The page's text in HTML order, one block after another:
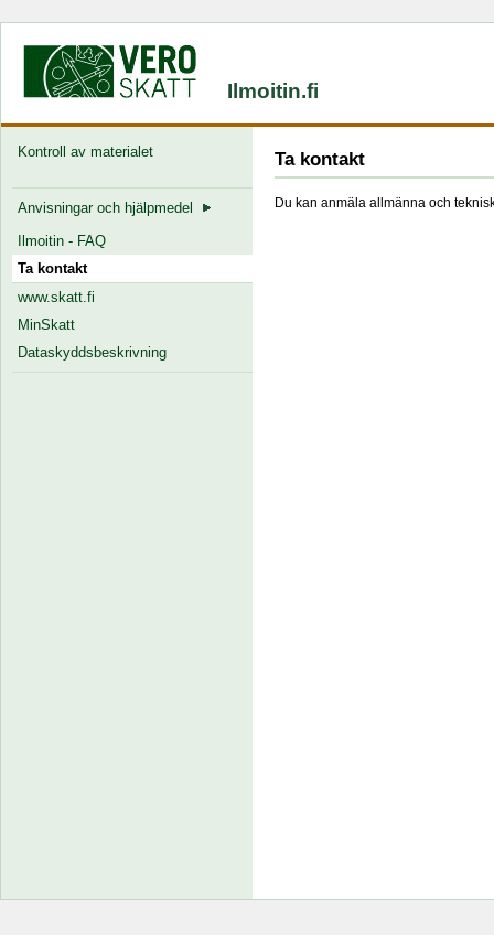
Ilmoitin.fi
Kontroll av materialet
Anvisningar och hjälpmedel
Ilmoitin - FAQ
Ta kontakt
www.skatt.fi
MinSkatt
Dataskyddsbeskrivning
Ta kontakt
Du kan anmäla allmänna och